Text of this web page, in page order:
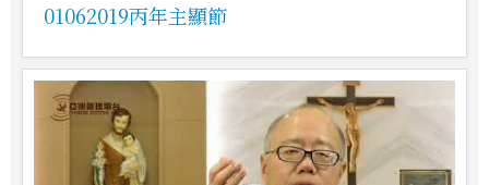
01062019丙年主顯節